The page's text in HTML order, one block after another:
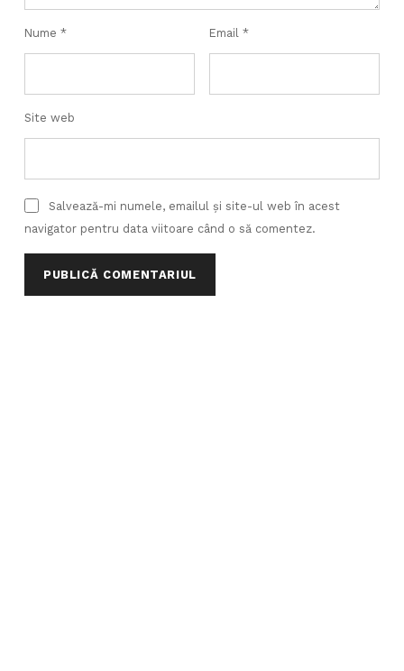
Nume * Email *
Site web
Salvează-mi numele, emailul și site-ul web în acest
navigator pentru data viitoare când o să comentez.